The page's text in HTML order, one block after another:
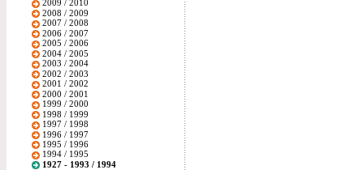
2009 / 2010
2008 / 2009
2007 / 2008
2006 / 2007
2005 / 2006
2004 / 2005
2003 / 2004
2002 / 2003
2001 / 2002
2000 / 2001
1999 / 2000
1998 / 1999
1997 / 1998
1996 / 1997
1995 / 1996
1994 / 1995
1927 - 1993 / 1994